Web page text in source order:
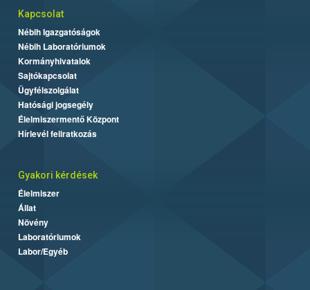
Kapcsolat
Nébih Igazgatóságok
Nébih Laboratóriumok
Kormányhivatalok
Sajtókapcsolat
Ügyfélszolgálat
Hatósági jogsegély
Élelmiszermentő Központ
Hírlevél feliratkozás
Gyakori kérdések
Élelmiszer
Állat
Növény
Laboratóriumok
Labor/Egyéb